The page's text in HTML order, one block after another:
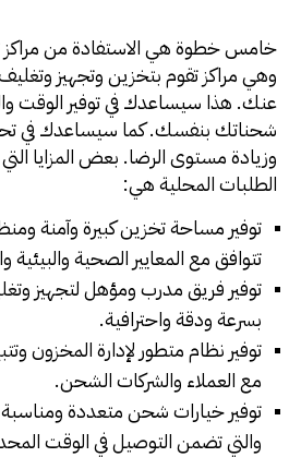
خامس خطوة هي الاستفادة من مراكز
وهي مراكز تقوم بتخزين وتجهيز
عنك. هذا سيساعدك في توفير الوقت
شحناتك بنفسك. كما سيساعدك في
وزيادة مستوى الرضا. بعض المزايا التي
الطلبات المحلية هي:
توفير مساحة تخزين كبيرة وآمنة
تتوافق مع المعايير الصحية والبيئية
توفير فريق مدرب ومؤهل لتجهيز
بسرعة ودقة واحترافية.
توفير نظام متطور لإدارة المخزون
مع العملاء والشركات الشحن.
توفير خيارات شحن متعددة
والتي تضمن التوصيل في الوقت